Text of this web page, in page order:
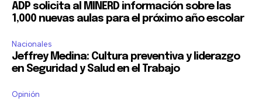
ADP solicita al MINERD información sobre las
1,000 nuevas aulas para el próximo año escolar
Nacionales
Jeffrey Medina: Cultura preventiva y liderazgo
en Seguridad y Salud en el Trabajo
Opinión